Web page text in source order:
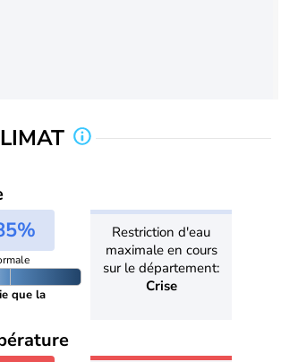
que la
Restriction d'eau
maximale en cours
sur le département:
Crise